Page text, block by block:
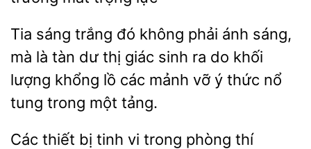
Tia sáng trắng đó không phải ánh sáng,
mà là tàn dư thị giác sinh ra do khối
lượng
lồ các mảnh
thức nổ
tung trong một tảng.
thiết bị tinh vi trong phòng thí